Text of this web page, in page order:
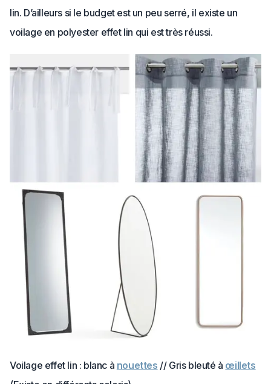
lin. D’ailleurs si le budget est un peu serré, il existe un
voilage en polyester effet lin qui est très réussi.
Voilage effet lin : blanc à nouettes // Gris bleuté à œillets